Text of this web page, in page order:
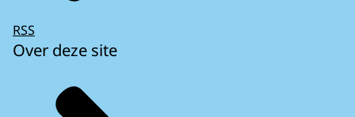
RSS
Over deze site